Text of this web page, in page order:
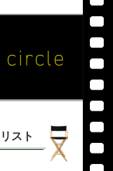
スト